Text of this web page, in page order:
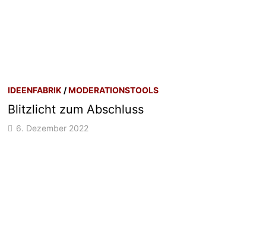
IDEENFABRIK /MODERATIONSTOOLS
Blitzlicht zum Abschluss
6. Dezember 2022